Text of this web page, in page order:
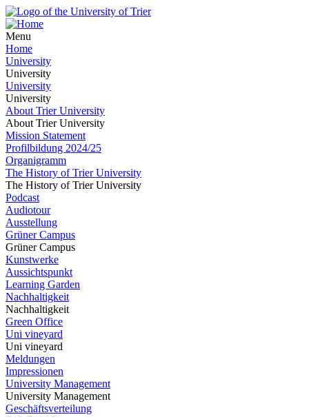
Menu
Home
University
University
University
University
About Trier University
About Trier University
Mission Statement
Profilbildung 2024/25
Organigramm
The History of Trier University
The History of Trier University
Podcast
Audiotour
Ausstellung
Grüner Campus
Grüner Campus
Kunstwerke
Aussichtspunkt
Learning Garden
Nachhaltigkeit
Nachhaltigkeit
Green Office
Uni vineyard
Uni vineyard
Meldungen
Impressionen
University Management
University Management
Geschäftsverteilung